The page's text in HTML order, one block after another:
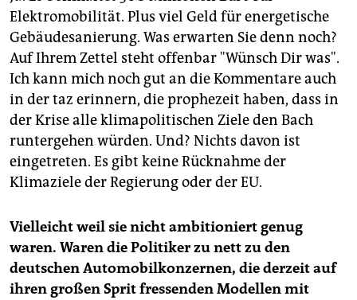
Elektromobilität. Plus viel Geld für energetische
Gebäudesanierung. Was erwarten Sie denn noch?
Auf Ihrem Zettel steht offenbar "Wünsch Dir was".
Ich kann mich noch gut an die Kommentare auch
in der taz erinnern, die prophezeit haben, dass in
der Krise alle klimapolitischen Ziele den Bach
runtergehen würden. Und? Nichts davon ist
eingetreten. Es gibt keine Rücknahme der
Klimaziele der Regierung oder der EU.
Vielleicht weil sie nicht ambitioniert genug
waren. Waren die Politiker zu nett zu den
deutschen Automobilkonzernen, die derzeit auf
ihren großen Sprit fressenden Modellen mit